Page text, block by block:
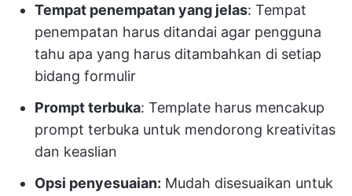
Tempat penempatan yang jelas: Tempat
penempatan harus ditandai agar pengguna
tahu apa yang harus ditambahkan di setiap
bidang formulir
Prompt terbuka: Template harus mencakup
prompt terbuka untuk mendorong kreativitas
dan keaslian
Opsi penyesuaian: Mudah disesuaikan untuk